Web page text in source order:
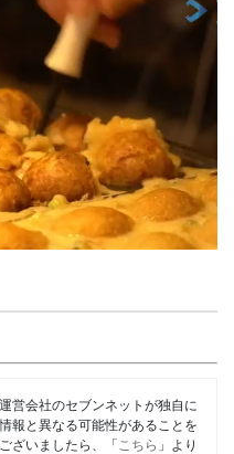
営会社のセブンネットが独自に
報と異なる可能性があることを
ざいましたら、「 こちら 」より